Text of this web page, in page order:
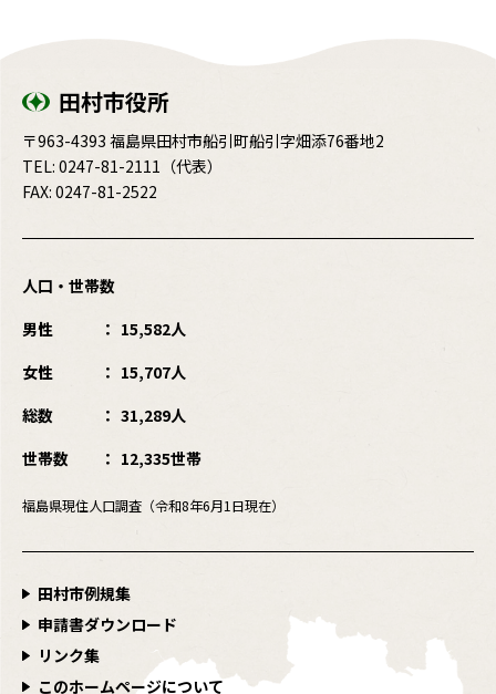
田村市役所
〒963-4393 福島県田村市船引町船引字畑添76番地2
TEL: 0247-81-2111 （代表）
FAX: 0247-81-2522
人口・世帯数
男性
15,582人
女性
15,707人
総数
31,289人
世帯数
12,335世帯
福島県現住人口調査（令和8年6月1日現在）
田村市例規集
申請書ダウンロード
リンク集
このホームページについて